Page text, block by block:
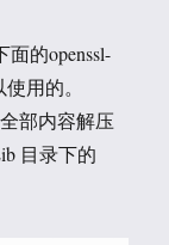
面的openssl-
用的。
部内容解压
目录下的